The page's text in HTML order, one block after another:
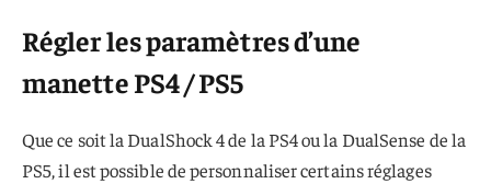
Régler les paramètres d’une
manette PS4 / PS5
Que ce soit la DualShock 4 de la PS4 ou la DualSense de la
PS5, il est possible de personnaliser certains réglages